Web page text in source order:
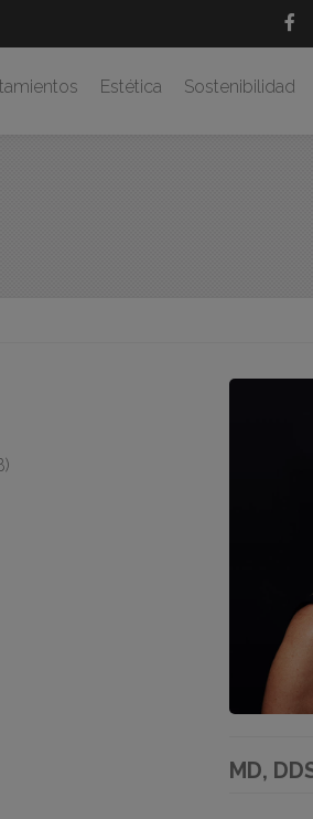
Estética Sostenibilidad
MD,